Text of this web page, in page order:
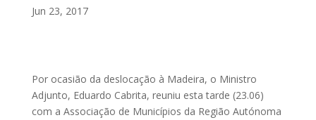
Jun 23, 2017
Por ocasião da deslocação à Madeira, o Ministro
Adjunto, Eduardo Cabrita, reuniu esta tarde (23.06)
com a Associação de Municípios da Região Autónoma